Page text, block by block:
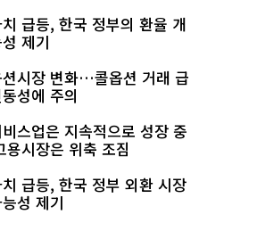
급등, 한국 정부의 환율 개
제기
션시장 변화…콜옵션 거래 급
성에 주의
스업은 지속적으로 성장 중
용시장은 위축 조짐
급등, 한국 정부 외환 시장
성 제기